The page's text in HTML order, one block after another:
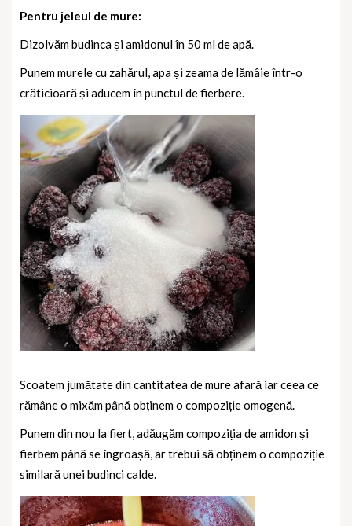
Pentru jeleul de mure:
Dizolvăm budinca și amidonul în 50 ml de apă.
Punem murele cu zahărul, apa și zeama de lămâie într-o
crăticioară și aducem în punctul de fierbere.
Scoatem jumătate din cantitatea de mure afară iar ceea ce
rămâne o mixăm până obținem o compoziție omogenă.
Punem din nou la fiert, adăugăm compoziția de amidon și
fierbem până se îngroașă, ar trebui să obținem o compoziție
similară unei budinci calde.